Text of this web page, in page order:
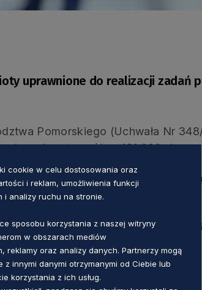
uprawnione do realizacji zadań
Pomorskiego (Uchwała Nr
na kwotę ogółem 131 000 zł.
zadań i otrzymania dotacji z
kwartale 2015 r. lub I kwartale
cookie w celu dostosowania oraz
i reklam, umożliwienia funkcji
i analizy ruchu na stronie.
sposobu korzystania z naszej witryny
w obszarach mediów
reklamy oraz analizy danych. Partnerzy mogą
z innymi danymi otrzymanymi od Ciebie lub
korzystania z ich usług.